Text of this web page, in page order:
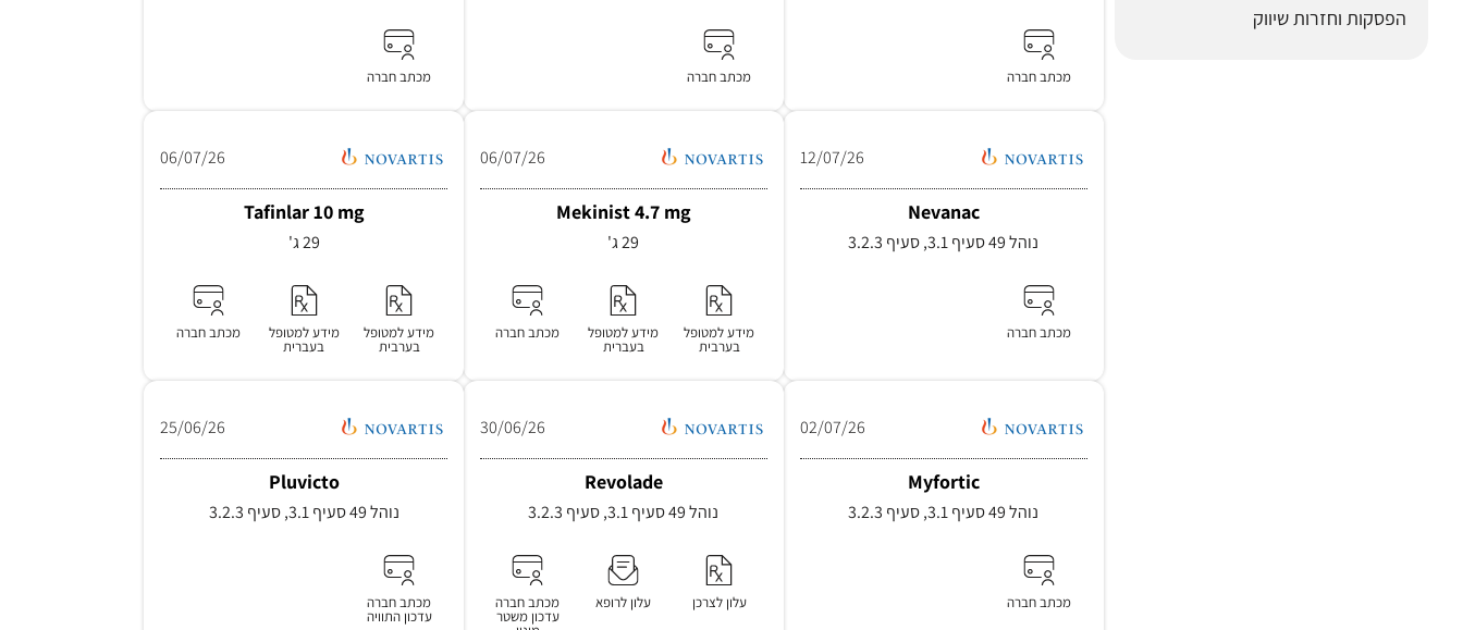
הפסקות וחזרות שיווק
מכתב חברה מכתב חברה מכתב חברה
12/07/26
Nevanac
נוהל 49 סעיף 3.1, סעיף 3.2.3
מכתב חברה
06/07/26
Mekinist 4.7 mg
29 ג'
מידע למטופל
בערבית
מידע למטופל
בעברית
מכתב חברה
06/07/26
Tafinlar 10 mg
29 ג'
מידע למטופל
בערבית
מידע למטופל
בעברית
מכתב חברה
02/07/26
Myfortic
נוהל 49 סעיף 3.1, סעיף 3.2.3
מכתב חברה
30/06/26
Revolade
נוהל 49 סעיף 3.1, סעיף 3.2.3
עלון לצרכן עלון לרופא מכתב חברה
עדכון משטר
25/06/26
Pluvicto
נוהל 49 סעיף 3.1, סעיף 3.2.3
מכתב חברה
עדכון התוויה